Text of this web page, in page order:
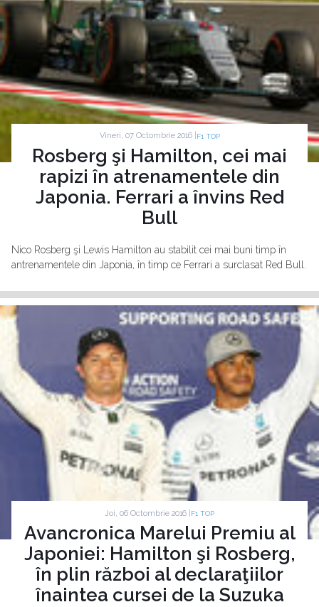
Vineri, 07 Octombrie 2016 | F1 TOP
Rosberg şi Hamilton, cei mai
rapizi în atrenamentele din
Japonia. Ferrari a învins Red
Bull
Nico Rosberg şi Lewis Hamilton au stabilit cei mai buni timp în
antrenamentele din Japonia, în timp ce Ferrari a surclasat Red Bull.
Joi, 06 Octombrie 2016 | F1 TOP
Avancronica Marelui Premiu al
Japoniei: Hamilton şi Rosberg,
în plin război al declaraţiilor
înaintea cursei de la Suzuka